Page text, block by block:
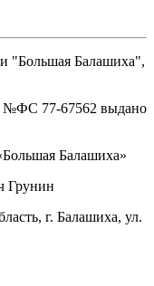
"Большая Балашиха",
№ФС ‎77-67562 выдано
Балашиха»
Грунин
г. Балашиха, ул.